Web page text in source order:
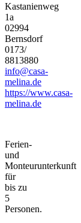
Kastanienweg
1a
02994
Bernsdorf
0173/
8813880
info@casa-
melina.de
https://www.casa-
melina.de
Ferien-
und
Monteurunterkunft
für
bis zu
5
Personen.